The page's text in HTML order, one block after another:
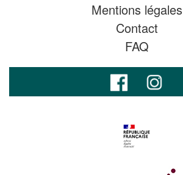
Mentions légales
Contact
FAQ